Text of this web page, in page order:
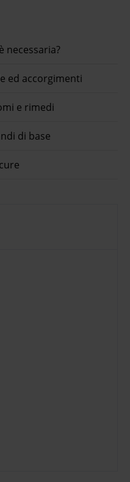
necessaria?
ed accorgimenti
e rimedi
di base